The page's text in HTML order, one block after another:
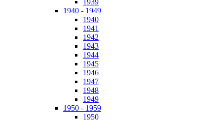
1939
1940 - 1949
1940
1941
1942
1943
1944
1945
1946
1947
1948
1949
1950 - 1959
1950